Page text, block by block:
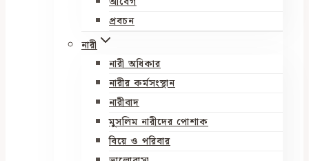
প্রবচন
নারী
নারী অধিকার
নারীর কর্মসংস্থান
নারীবাদ
মুসলিম নারীদের পোশাক
বিয়ে ও পরিবার